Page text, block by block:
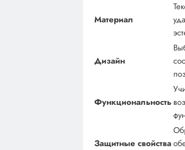
Материал
Дизайн
Функциональность
Защитные свойства